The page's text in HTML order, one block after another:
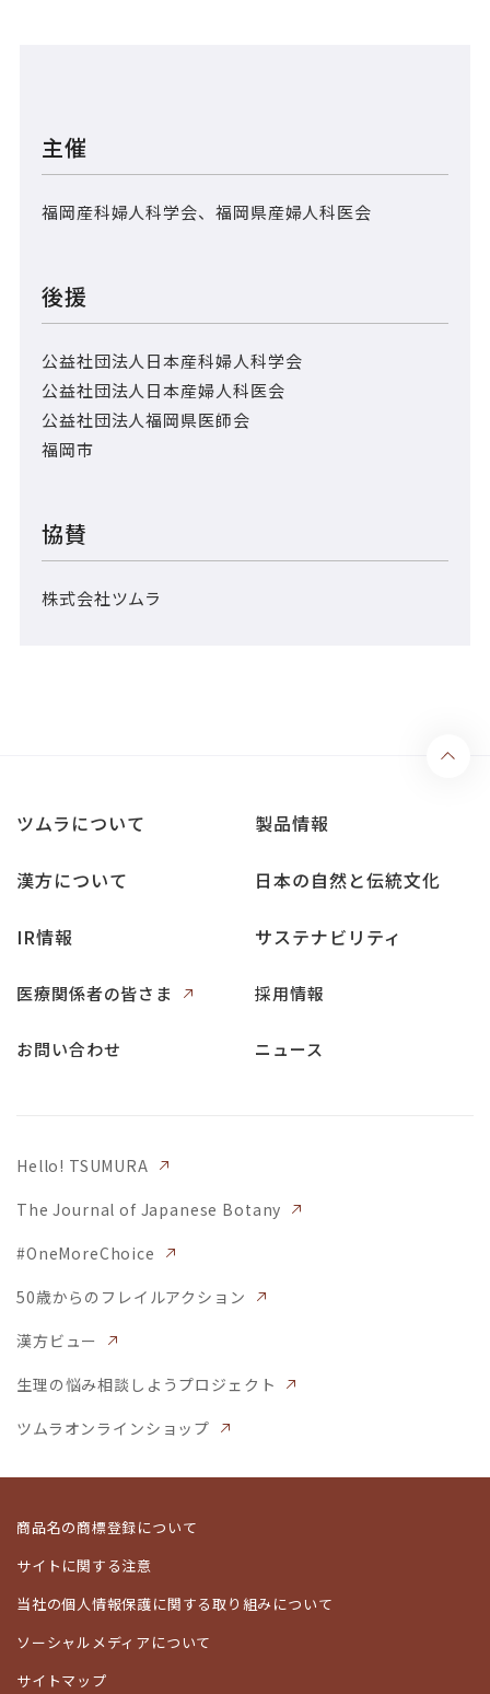
主催
福岡産科婦人科学会、福岡県産婦人科医会
後援
公益社団法人日本産科婦人科学会
公益社団法人日本産婦人科医会
公益社団法人福岡県医師会
福岡市
協賛
株式会社ツムラ
ツムラについて 製品情報
漢方について 日本の自然と伝統文化
IR情報 サステナビリティ
医療関係者の皆さま 採用情報
お問い合わせ ニュース
Hello! TSUMURA
The Journal of Japanese Botany
#OneMoreChoice
50歳からのフレイルアクション
漢方ビュー
生理の悩み相談しようプロジェクト
ツムラオンラインショップ
商品名の商標登録について
サイトに関する注意
当社の個人情報保護に関する取り組みについて
ソーシャルメディアについて
サイトマップ